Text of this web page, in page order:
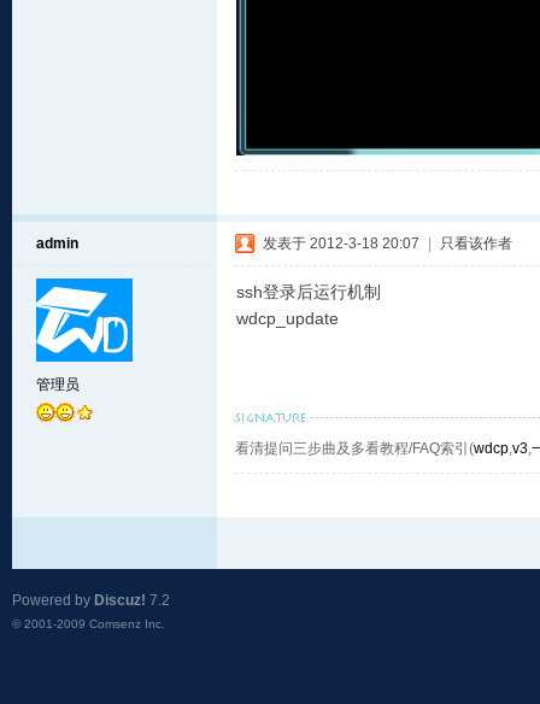
admin
管理员
发表于 2012-3-18 20:07 只看该作者
ssh登录后运行机制
wdcp_update
看清提问三步曲及多看教程/FAQ索引(wdcp,v3,
Powered by Discuz! 7.2
© 2001-2009 Comsenz Inc.